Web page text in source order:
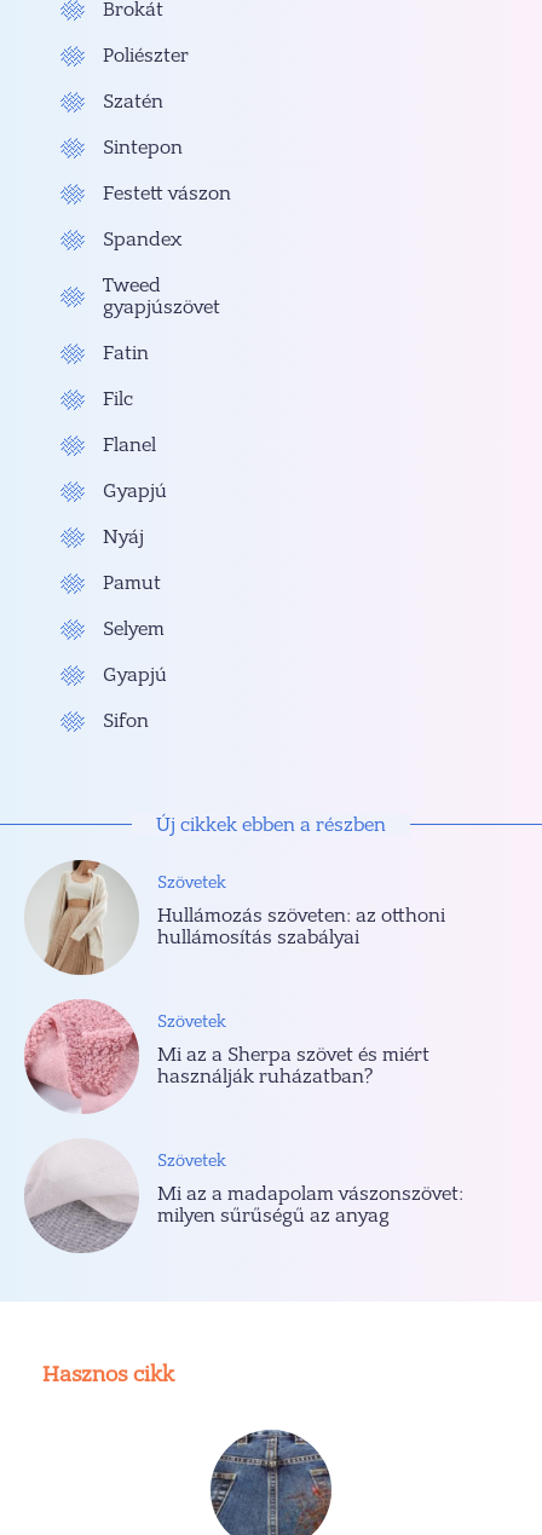
Brokát
Poliészter
Szatén
Sintepon
Festett vászon
Spandex
Tweed
gyapjúszövet
Fatin
Filc
Flanel
Gyapjú
Nyáj
Pamut
Selyem
Gyapjú
Sifon
Új cikkek ebben a részben
Szövetek
Hullámozás szöveten: az otthoni
hullámosítás szabályai
Szövetek
Mi az a Sherpa szövet és miért
használják ruházatban?
Szövetek
Mi az a madapolam vászonszövet:
milyen sűrűségű az anyag
Hasznos cikk